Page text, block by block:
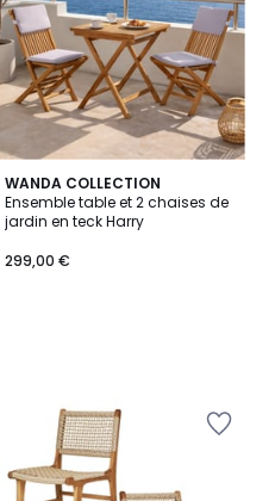
WANDA COLLECTION
Ensemble table et 2 chaises de
jardin en teck Harry
299,00 €